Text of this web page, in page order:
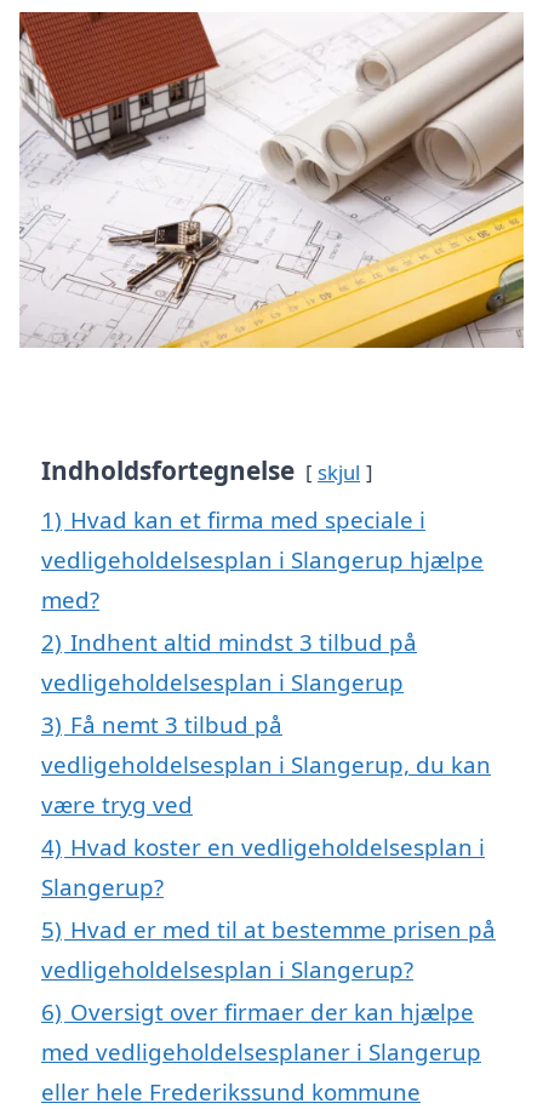
Indholdsfortegnelse skjul
1) Hvad kan et firma med speciale i
vedligeholdelsesplan i Slangerup hjælpe
med?
2) Indhent altid mindst 3 tilbud på
vedligeholdelsesplan i Slangerup
3) Få nemt 3 tilbud på
vedligeholdelsesplan i Slangerup, du kan
være tryg ved
4) Hvad koster en vedligeholdelsesplan i
Slangerup?
5) Hvad er med til at bestemme prisen på
vedligeholdelsesplan i Slangerup?
6) Oversigt over firmaer der kan hjælpe
med vedligeholdelsesplaner i Slangerup
eller hele Frederikssund kommune